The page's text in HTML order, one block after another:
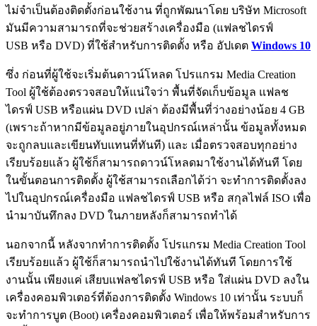
ไม่จำเป็นต้องติดตั้งก่อนใช้งาน ที่ถูกพัฒนาโดย บริษัท Microsoft
มันมีความสามารถที่จะช่วยสร้างเครื่องมือ (แฟลชไดรฟ์
USB หรือ DVD) ที่ใช้สำหรับการติดตั้ง หรือ อัปเดต Windows 10
ซึ่ง ก่อนที่ผู้ใช้จะเริ่มต้นดาวน์โหลด โปรแกรม Media Creation
Tool ผู้ใช้ต้องตรวจสอบให้แน่ใจว่า พื้นที่จัดเก็บข้อมูล แฟลช
ไดรฟ์ USB หรือแผ่น DVD เปล่า ต้องมีพื้นที่ว่างอย่างน้อย 4 GB
(เพราะถ้าหากมีข้อมูลอยู่ภายในอุปกรณ์เหล่านั้น ข้อมูลทั้งหมด
จะถูกลบและเขียนทับแทนที่ทันที) และ เมื่อตรวจสอบทุกอย่าง
เรียบร้อยแล้ว ผู้ใช้ก็สามารถดาวน์โหลดมาใช้งานได้ทันที โดย
ในขั้นตอนการติดตั้ง ผู้ใช้สามารถเลือกได้ว่า จะทำการติดตั้งลง
ไปในอุปกรณ์เครื่องมือ แฟลชไดรฟ์ USB หรือ สกุลไฟล์ ISO เพื่อ
นำมาบันทึกลง DVD ในภายหลังก็สามารถทำได้
นอกจากนี้ หลังจากทำการติดตั้ง โปรแกรม Media Creation Tool
เรียบร้อยแล้ว ผู้ใช้ก็สามารถนำไปใช้งานได้ทันที โดยการใช้
งานนั้น เพียงแค่ เสียบแฟลชไดรฟ์ USB หรือ ใส่แผ่น DVD ลงใน
เครื่องคอมพิวเตอร์ที่ต้องการติดตั้ง Windows 10 เท่านั้น ระบบก็
จะทำการบูต (Boot) เครื่องคอมพิวเตอร์ เพื่อให้พร้อมสำหรับการ